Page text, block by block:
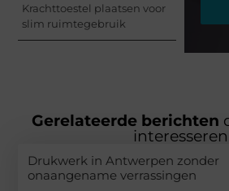
Krachttoestel plaatsen voor
slim ruimtegebruik
Gerelateerde berichten
Drukwerk in Antwerpen zonder
onaangename verrassingen